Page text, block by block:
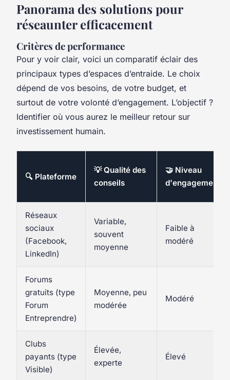
Panorama des solutions pour
réseaunter efficacement
Critères de performance
Pour y voir clair, voici un comparatif éclair des
principaux types d’espaces d’entraide. Le choix
dépend de vos besoins, de votre budget, et
surtout de votre volonté d’engagement. L’objectif ?
Identifier où vous aurez le meilleur retour sur
investissement humain.
🔍 Plateforme
💡 Qualité des
conseils
🤝 Niveau
d'engagement
Réseaux
sociaux
(Facebook,
LinkedIn)
Variable,
souvent
moyenne
Faible à
modéré
Forums
gratuits (type
Forum
Entreprendre)
Moyenne, peu
modérée
Modéré
Clubs
payants (type
Visible)
Élevée,
experte
Élevé